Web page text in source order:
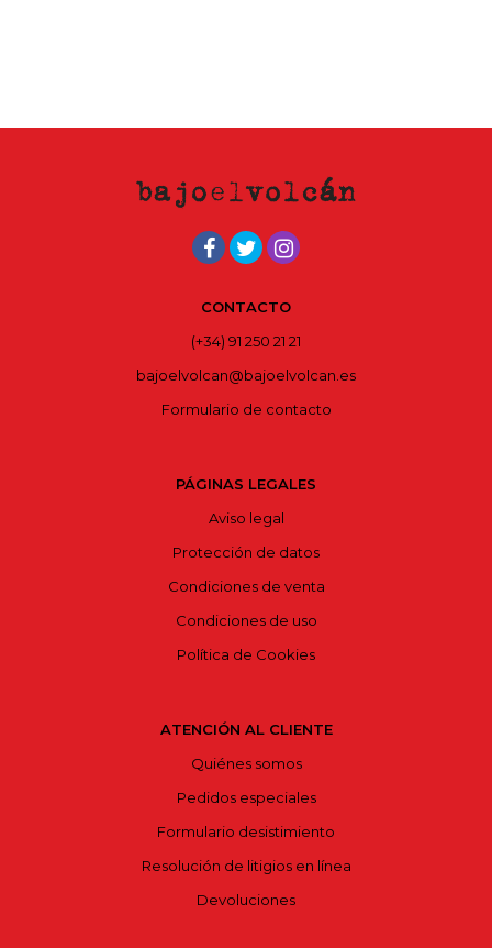
CONTACTO
(+34) 91 250 21 21
bajoelvolcan@bajoelvolcan.es
Formulario de contacto
PÁGINAS LEGALES
Aviso legal
Protección de datos
Condiciones de venta
Condiciones de uso
Política de Cookies
ATENCIÓN AL CLIENTE
Quiénes somos
Pedidos especiales
Formulario desistimiento
Resolución de litigios en línea
Devoluciones